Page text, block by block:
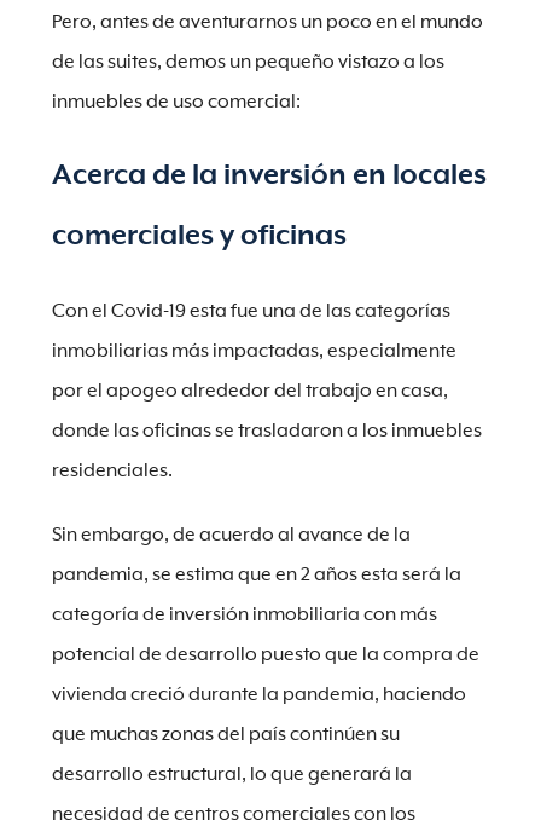
Pero, antes de aventurarnos un poco en el mundo
de las suites, demos un pequeño vistazo a los
inmuebles de uso comercial:
Acerca de la inversión en locales
comerciales y oficinas
Con el Covid-19 esta fue una de las categorías
inmobiliarias más impactadas, especialmente
por el apogeo alrededor del trabajo en casa,
donde las oficinas se trasladaron a los inmuebles
residenciales.
Sin embargo, de acuerdo al avance de la
pandemia, se estima que en 2 años esta será la
categoría de inversión inmobiliaria con más
potencial de desarrollo puesto que la compra de
vivienda creció durante la pandemia, haciendo
que muchas zonas del país continúen su
desarrollo estructural, lo que generará la
necesidad de centros comerciales con los